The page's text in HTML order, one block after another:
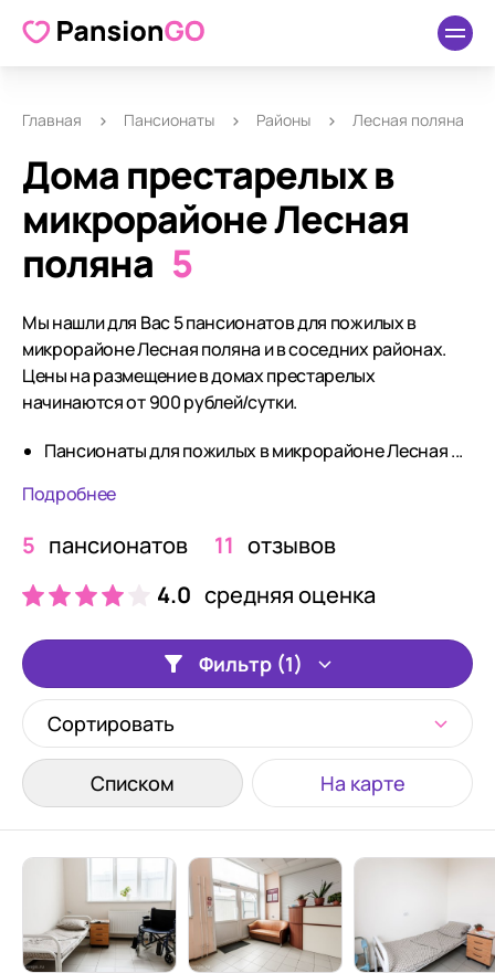
Главная Пансионаты Районы Лесная поляна
Дома престарелых в
микрорайоне Лесная
поляна 5
Мы нашли для Вас 5 пансионатов для пожилых в
микрорайоне Лесная поляна и в соседних районах.
Цены на размещение в домах престарелых
начинаются от 900 рублей/сутки.
Пансионаты для пожилых в микрорайоне Лесная ...
Подробнее
5 пансионатов 11 отзывов
4.0 средняя оценка
Фильтр (1)
Сортировать
Списком На карте